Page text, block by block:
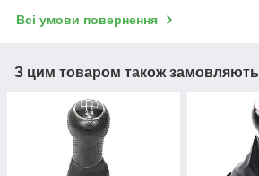
Всі умови повернення
З цим товаром також замовляють